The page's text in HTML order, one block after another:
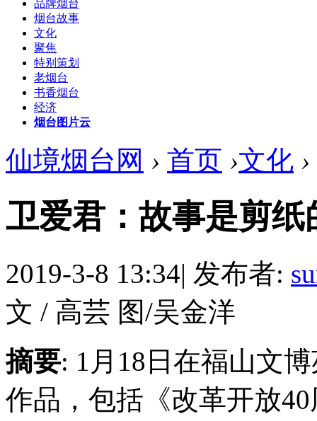
品牌烟台
烟台故事
文化
聚焦
特别策划
老烟台
书香烟台
经济
烟台图片云
仙境烟台网 › 首页 ›文化 ›
卫爱君：故事是剪纸
2019-3-8 13:34| 发布者:
文 / 高芸 图/吴金洋
摘要: 1月18日在福山文
作品，包括《改革开放